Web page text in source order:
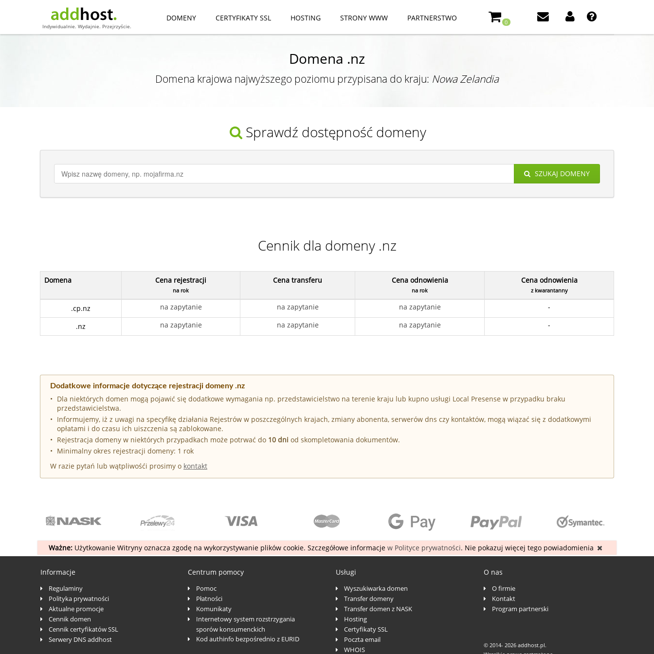
Indywidualnie. Wydajnie. Przejrzyście.
DOMENY CERTYFIKATY SSL HOSTING STRONY WWW PARTNERSTWO 0
Domena .nz
Domena krajowa najwyższego poziomu przypisana do kraju: Nowa Zelandia
Sprawdź dostępność domeny
SZUKAJ DOMENY
Cennik dla domeny .nz
Domena Cena rejestracji
na rok
Cena transferu Cena odnowienia
na rok
Cena odnowienia
z kwarantanny
.cp.nz na zapytanie na zapytanie na zapytanie -
.nz na zapytanie na zapytanie na zapytanie -
Dodatkowe informacje dotyczące rejestracji domeny .nz
Dla niektórych domen mogą pojawić się dodatkowe wymagania np. przedstawicielstwo na terenie kraju lub kupno usługi Local Presense w przypadku braku
przedstawicielstwa.
Informujemy, iż z uwagi na specyfikę działania Rejestrów w poszczególnych krajach, zmiany abonenta, serwerów dns czy kontaktów, mogą wiązać się z dodatkowymi
opłatami i do czasu ich uiszczenia są zablokowane.
Rejestracja domeny w niektórych przypadkach może potrwać do 10 dni od skompletowania dokumentów.
Minimalny okres rejestracji domeny: 1 rok
W razie pytań lub wątpliwośći prosimy o kontakt
Ważne:Użytkowanie Witryny oznacza zgodę na wykorzystywanie plików cookie. Szczegółowe informacje w Polityce prywatności. Nie pokazuj więcej tego powiadomienia
Informacje
Regulaminy
Polityka prywatności
Aktualne promocje
Cennik domen
Cennik certyfikatów SSL
Serwery DNS addhost
Centrum pomocy
Pomoc
Płatności
Komunikaty
Internetowy system rozstrzygania
sporów konsumenckich
Kod authinfo bezpośrednio z EURID
Usługi
Wyszukiwarka domen
Transfer domeny
Transfer domen z NASK
Hosting
Certyfikaty SSL
Poczta email
WHOIS
O nas
O firmie
Kontakt
Program partnerski
© 2014- 2026 addhost.pl.